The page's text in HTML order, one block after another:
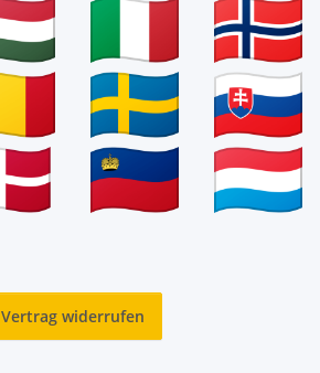
Vertrag widerrufen